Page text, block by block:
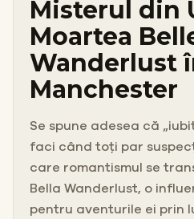
Misterul din
Moartea
Wanderlust
Manchester
Se spune adesea că
faci când toți par
care romantismul se
Bella Wanderlust, o
pentru aventurile ei prin